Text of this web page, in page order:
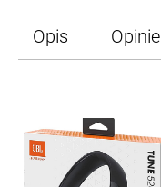
Opis Opinie